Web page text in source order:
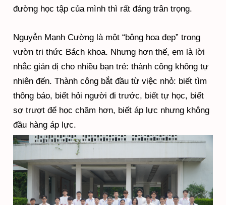
đường học tập của mình thì rất đáng trân trọng.
Nguyễn Mạnh Cường là một “bông hoa đẹp” trong
vườn tri thức Bách khoa. Nhưng hơn thế, em là lời
nhắc giản dị cho nhiều bạn trẻ: thành công không tự
nhiên đến. Thành công bắt đầu từ việc nhỏ: biết tìm
thông báo, biết hỏi người đi trước, biết tự học, biết
sợ trượt để học chăm hơn, biết áp lực nhưng không
đầu hàng áp lực.